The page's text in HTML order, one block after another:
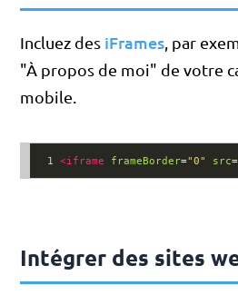
Incluez des iFrames, par
"À propos de moi" de votre
mobile.
1 <iframe frameBorder="0" src=
Intégrer des sites